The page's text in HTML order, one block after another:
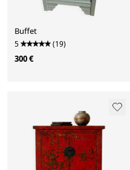
Buffet
5 (19)
300 €